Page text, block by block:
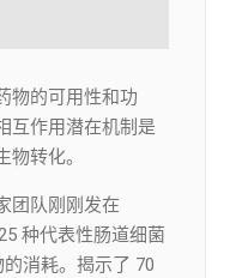
物的可用性和功
互作用潜在机制是
转化。
团队刚刚发在
种代表性肠道细菌
消耗。揭示了 70